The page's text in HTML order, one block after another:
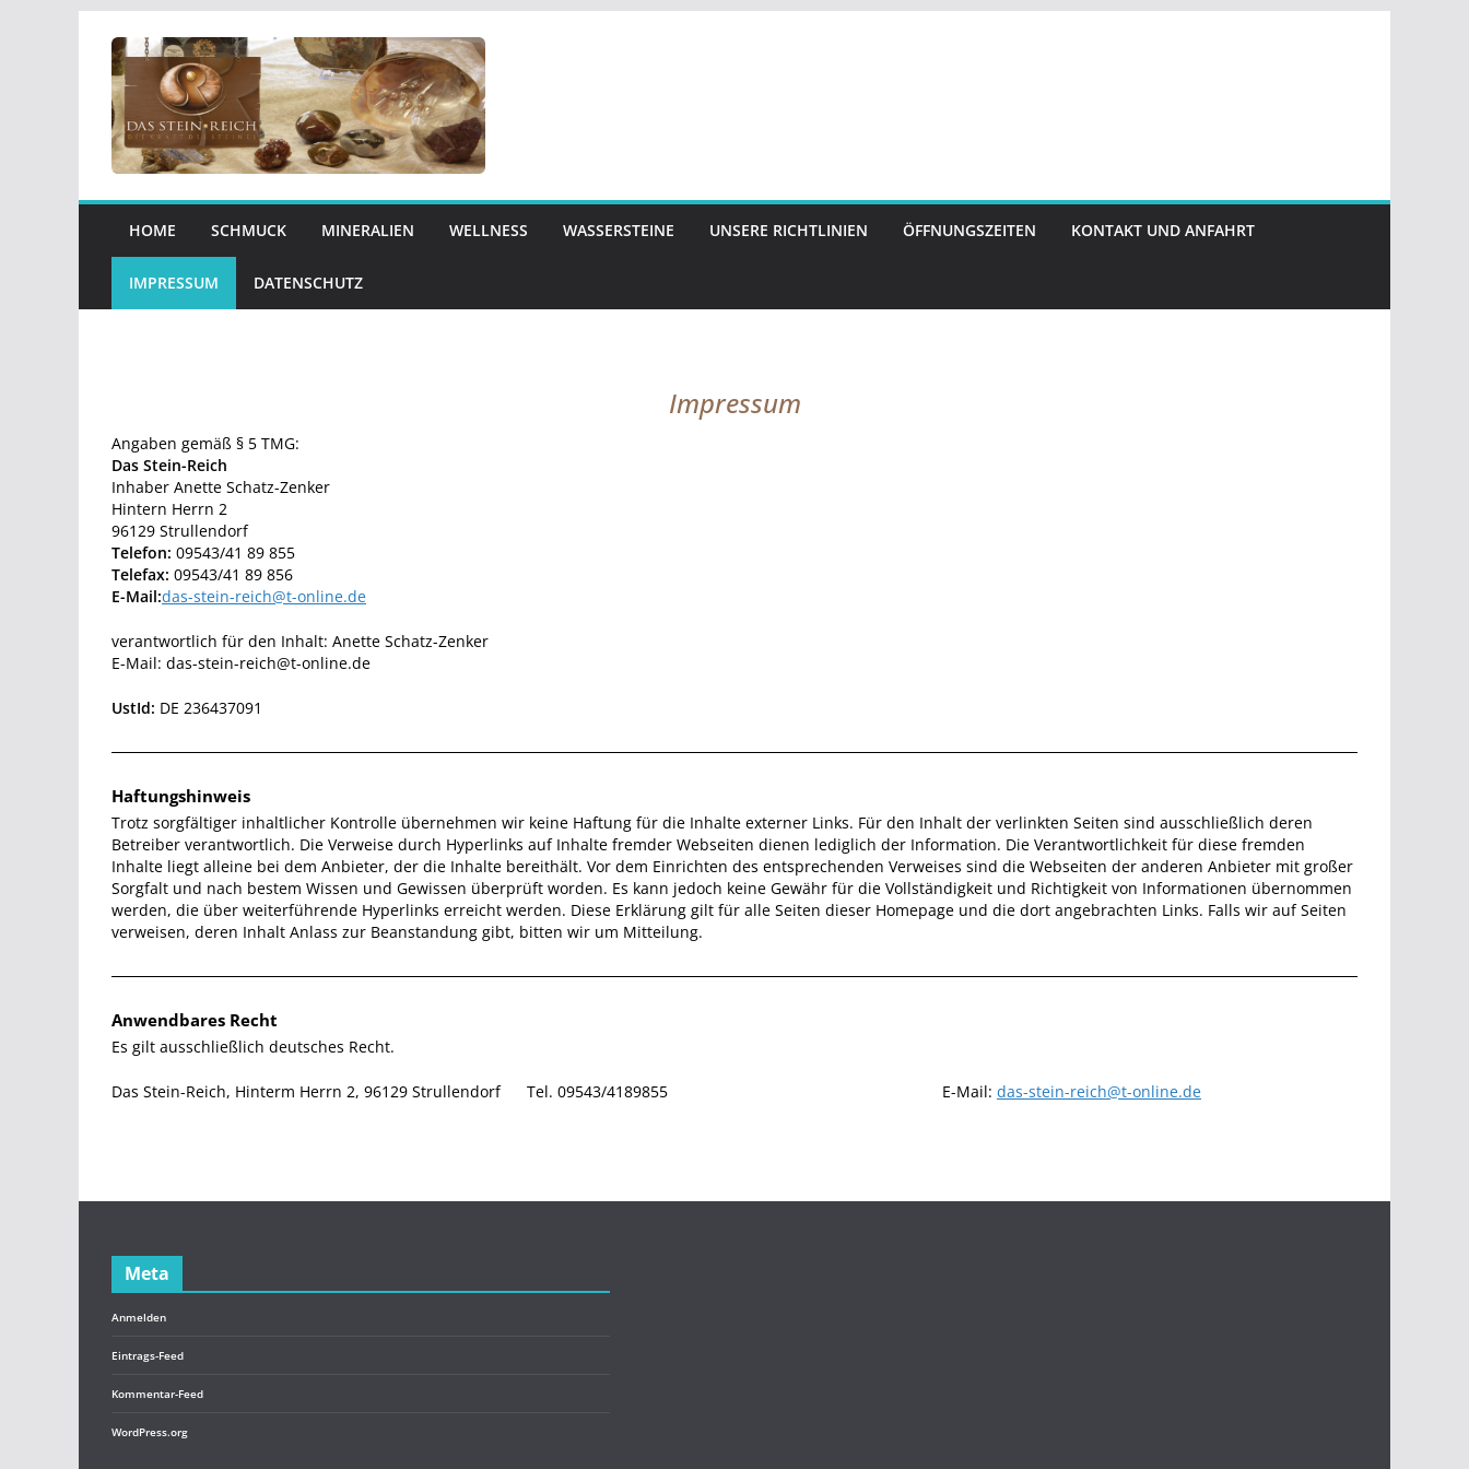
Inhalt
springen
HOME SCHMUCK MINERALIEN WELLNESS WASSERSTEINE UNSERE RICHTLINIEN ÖFFNUNGSZEITEN KONTAKT UND ANFAHRT
IMPRESSUM DATENSCHUTZ
Impressum
Angaben gemäß § 5 TMG:
Das Stein-Reich
Inhaber Anette Schatz-Zenker
Hintern Herrn 2
96129 Strullendorf
Telefon: 09543/41 89 855
Telefax: 09543/41 89 856
E-Mail:das-stein-reich@t-online.de
verantwortlich für den Inhalt: Anette Schatz-Zenker
E-Mail: das-stein-reich@t-online.de
UstId: DE 236437091
Haftungshinweis
Trotz sorgfältiger inhaltlicher Kontrolle übernehmen wir keine Haftung für die Inhalte externer Links. Für den Inhalt der verlinkten Seiten sind ausschließlich deren
Betreiber verantwortlich. Die Verweise durch Hyperlinks auf Inhalte fremder Webseiten dienen lediglich der Information. Die Verantwortlichkeit für diese fremden
Inhalte liegt alleine bei dem Anbieter, der die Inhalte bereithält. Vor dem Einrichten des entsprechenden Verweises sind die Webseiten der anderen Anbieter mit großer
Sorgfalt und nach bestem Wissen und Gewissen überprüft worden. Es kann jedoch keine Gewähr für die Vollständigkeit und Richtigkeit von Informationen übernommen
werden, die über weiterführende Hyperlinks erreicht werden. Diese Erklärung gilt für alle Seiten dieser Homepage und die dort angebrachten Links. Falls wir auf Seiten
verweisen, deren Inhalt Anlass zur Beanstandung gibt, bitten wir um Mitteilung.
Anwendbares Recht
Es gilt ausschließlich deutsches Recht.
Das Stein-Reich, Hinterm Herrn 2, 96129 Strullendorf Tel. 09543/4189855 E-Mail: das-stein-reich@t-online.de
Meta
Anmelden
Eintrags-Feed
Kommentar-Feed
WordPress.org